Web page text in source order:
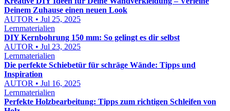
Deinem Zuhause einen neuen Look
AUTOR • Jul 25, 2025
Lernmaterialien
DIY Kernbohrung 150 mm: So gelingt es dir selbst
AUTOR • Jul 23, 2025
Lernmaterialien
Die perfekte Schiebetür für schräge Wände: Tipps und
Inspiration
AUTOR • Jul 16, 2025
Lernmaterialien
Perfekte Holzbearbeitung: Tipps zum richtigen Schleifen von